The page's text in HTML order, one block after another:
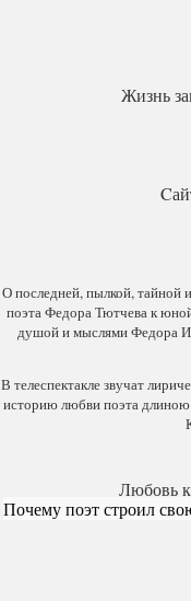
Жизнь
О последней, пылкой, тайной
поэта Федора Тютчева к
душой и мыслями Федора
В телеспектакле звучат
историю любви поэта
Любовь
Почему поэт строил